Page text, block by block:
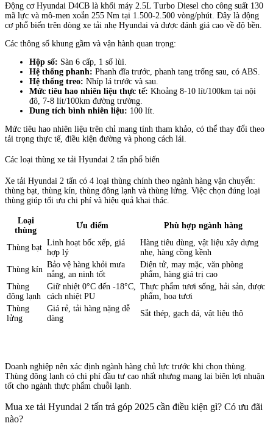
Động cơ Hyundai D4CB là khối máy 2.5L Turbo Diesel cho công suất 130
mã lực và mô-men xoắn 255 Nm tại 1.500-2.500 vòng/phút. Đây là động
cơ phổ biến trên dòng xe tải nhẹ Hyundai và được đánh giá cao về độ bền.
Các thông số khung gầm và vận hành quan trọng:
Hộp số: Sàn 6 cấp, 1 số lùi.
Hệ thống phanh: Phanh đĩa trước, phanh tang trống sau, có ABS.
Hệ thống treo: Nhíp lá trước và sau.
Mức tiêu hao nhiên liệu thực tế: Khoảng 8-10 lít/100km tại nội
đô, 7-8 lít/100km đường trường.
Dung tích bình nhiên liệu: 100 lít.
Mức tiêu hao nhiên liệu trên chỉ mang tính tham khảo, có thể thay đổi theo
tải trọng thực tế, điều kiện đường và phong cách lái.
Các loại thùng xe tải Hyundai 2 tấn phổ biến
Xe tải Hyundai 2 tấn có 4 loại thùng chính theo ngành hàng vận chuyển:
thùng bạt, thùng kín, thùng đông lạnh và thùng lửng. Việc chọn đúng loại
thùng giúp tối ưu chi phí và hiệu quả khai thác.
Loại
thùng
Ưu điểm Phù hợp ngành hàng
Thùng bạt
Linh hoạt bốc xếp, giá
hợp lý
Hàng tiêu dùng, vật liệu xây dựng
nhẹ, hàng cồng kềnh
Thùng kín
Bảo vệ hàng khỏi mưa
nắng, an ninh tốt
Điện tử, may mặc, văn phòng
phẩm, hàng giá trị cao
Thùng
đông lạnh
Giữ nhiệt 0°C đến -18°C,
cách nhiệt PU
Thực phẩm tươi sống, hải sản, dược
phẩm, hoa tươi
Thùng
lửng
Giá rẻ, tải hàng nặng dễ
dàng
Sắt thép, gạch đá, vật liệu thô
Doanh nghiệp nên xác định ngành hàng chủ lực trước khi chọn thùng.
Thùng đông lạnh có chi phí đầu tư cao nhất nhưng mang lại biên lợi nhuận
tốt cho ngành thực phẩm chuỗi lạnh.
Mua xe tải Hyundai 2 tấn trả góp 2025 cần điều kiện gì? Có ưu đãi
nào?